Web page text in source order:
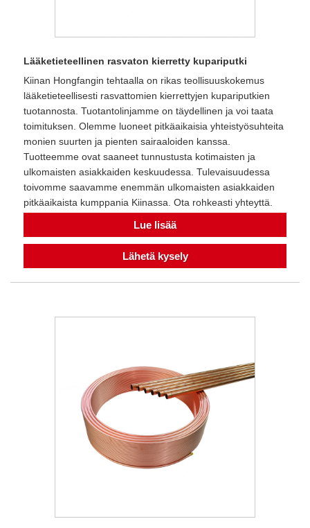
Lääketieteellinen rasvaton kierretty kupariputki
Kiinan Hongfangin tehtaalla on rikas teollisuuskokemus
lääketieteellisesti rasvattomien kierrettyjen kupariputkien
tuotannosta. Tuotantolinjamme on täydellinen ja voi taata
toimituksen. Olemme luoneet pitkäaikaisia ​​yhteistyösuhteita
monien suurten ja pienten sairaaloiden kanssa.
Tuotteemme ovat saaneet tunnustusta kotimaisten ja
ulkomaisten asiakkaiden keskuudessa. Tulevaisuudessa
toivomme saavamme enemmän ulkomaisten asiakkaiden
pitkäaikaista kumppania Kiinassa. Ota rohkeasti yhteyttä.
Lue lisää
Lähetä kysely